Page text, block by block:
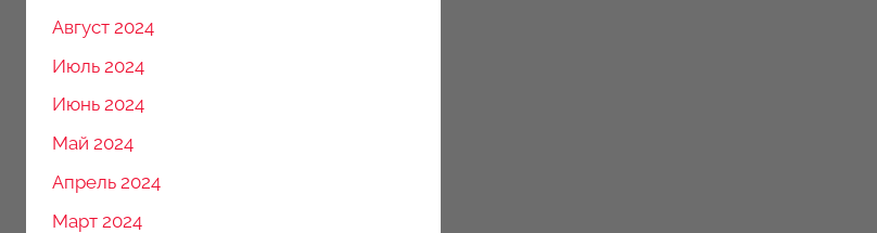
Август 2024
Июль 2024
Июнь 2024
Май 2024
Апрель 2024
Март 2024